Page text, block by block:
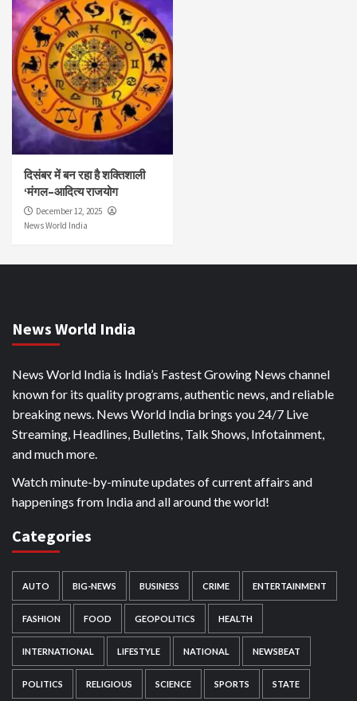
दिसंबर में बन रहा है शक्तिशाली
‘मंगल–आदित्य राजयोग
December 12, 2025
News World India
News World India
News World India is India’s Fastest Growing News channel
known for its quality programs, authentic news, and reliable
breaking news. News World India brings you 24/7 Live
Streaming, Headlines, Bulletins, Talk Shows, Infotainment,
and much more.
Watch minute-by-minute updates of current affairs and
happenings from India and all around the world!
Categories
AUTO BIG-NEWS BUSINESS CRIME ENTERTAINMENT
FASHION FOOD GEOPOLITICS HEALTH
INTERNATIONAL LIFESTYLE NATIONAL NEWSBEAT
POLITICS RELIGIOUS SCIENCE SPORTS STATE